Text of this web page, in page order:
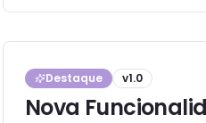
Destaque v1.0
Nova